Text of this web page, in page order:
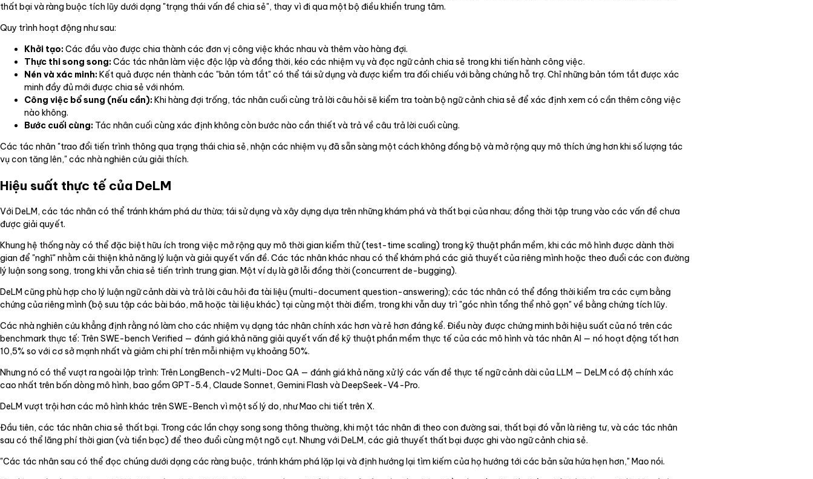
thất bại và ràng buộc tích lũy dưới dạng "trạng thái vấn đề chia sẻ", thay vì đi qua một bộ điều khiển trung tâm.
Quy trình hoạt động như sau:
Khởi tạo:Các đầu vào được chia thành các đơn vị công việc khác nhau và thêm vào hàng đợi.
Thực thi song song:Các tác nhân làm việc độc lập và đồng thời, kéo các nhiệm vụ và đọc ngữ cảnh chia sẻ trong khi tiến hành công việc.
Nén và xác minh:Kết quả được nén thành các "bản tóm tắt" có thể tái sử dụng và được kiểm tra đối chiếu với bằng chứng hỗ trợ. Chỉ những bản tóm tắt được xác
minh đầy đủ mới được chia sẻ với nhóm.
Công việc bổ sung (nếu cần):Khi hàng đợi trống, tác nhân cuối cùng trả lời câu hỏi sẽ kiểm tra toàn bộ ngữ cảnh chia sẻ để xác định xem có cần thêm công việc
nào không.
Bước cuối cùng: Tác nhân cuối cùng xác định không còn bước nào cần thiết và trả về câu trả lời cuối cùng.
Các tác nhân "trao đổi tiến trình thông qua trạng thái chia sẻ, nhận các nhiệm vụ đã sẵn sàng một cách không đồng bộ và mở rộng quy mô thích ứng hơn khi số lượng tác
vụ con tăng lên," các nhà nghiên cứu giải thích.
Hiệu suất thực tế của DeLM
Với DeLM, các tác nhân có thể tránh khám phá dư thừa; tái sử dụng và xây dựng dựa trên những khám phá và thất bại của nhau; đồng thời tập trung vào các vấn đề chưa
được giải quyết.
Khung hệ thống này có thể đặc biệt hữu ích trong việc mở rộng quy mô thời gian kiểm thử (test-time scaling) trong kỹ thuật phần mềm, khi các mô hình được dành thời
gian để "nghĩ" nhằm cải thiện khả năng lý luận và giải quyết vấn đề. Các tác nhân khác nhau có thể khám phá các giả thuyết của riêng mình hoặc theo đuổi các con đường
lý luận song song, trong khi vẫn chia sẻ tiến trình trung gian. Một ví dụ là gỡ lỗi đồng thời (concurrent de-bugging).
DeLM cũng phù hợp cho lý luận ngữ cảnh dài và trả lời câu hỏi đa tài liệu (multi-document question-answering); các tác nhân có thể đồng thời kiểm tra các cụm bằng
chứng của riêng mình (bộ sưu tập các bài báo, mã hoặc tài liệu khác) tại cùng một thời điểm, trong khi vẫn duy trì "góc nhìn tổng thể nhỏ gọn" về bằng chứng tích lũy.
Các nhà nghiên cứu khẳng định rằng nó làm cho các nhiệm vụ dạng tác nhân chính xác hơn và rẻ hơn đáng kể. Điều này được chứng minh bởi hiệu suất của nó trên các
benchmark thực tế: Trên SWE-bench Verified — đánh giá khả năng giải quyết vấn đề kỹ thuật phần mềm thực tế của các mô hình và tác nhân AI — nó hoạt động tốt hơn
10,5% so với cơ sở mạnh nhất và giảm chi phí trên mỗi nhiệm vụ khoảng 50%.
Nhưng nó có thể vượt ra ngoài lập trình: Trên LongBench-v2 Multi-Doc QA — đánh giá khả năng xử lý các vấn đề thực tế ngữ cảnh dài của LLM — DeLM có độ chính xác
cao nhất trên bốn dòng mô hình, bao gồm GPT-5.4, Claude Sonnet, Gemini Flash và DeepSeek-V4-Pro.
DeLM vượt trội hơn các mô hình khác trên SWE-Bench vì một số lý do, như Mao chi tiết trên X.
Đầu tiên, các tác nhân chia sẻ thất bại. Trong các lần chạy song song thông thường, khi một tác nhân đi theo con đường sai, thất bại đó vẫn là riêng tư, và các tác nhân
sau có thể lãng phí thời gian (và tiền bạc) để theo đuổi cùng một ngõ cụt. Nhưng với DeLM, các giả thuyết thất bại được ghi vào ngữ cảnh chia sẻ.
"Các tác nhân sau có thể đọc chúng dưới dạng các ràng buộc, tránh khám phá lặp lại và định hướng lại tìm kiếm của họ hướng tới các bản sửa hứa hẹn hơn," Mao nói.